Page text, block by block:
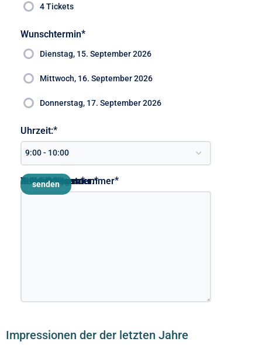
4 Tickets
Wunschtermin*
Dienstag, 15. September 2026
Mittwoch, 16. September 2026
Donnerstag, 17. September 2026
Uhrzeit:*
Unternehmen:*
PLZ / Ort*
Straße / Hausnummer*
Ansprechpartner:*
E-Mail*
Telefon*
Anmerkungen:
senden
Impressionen der der letzten Jahre